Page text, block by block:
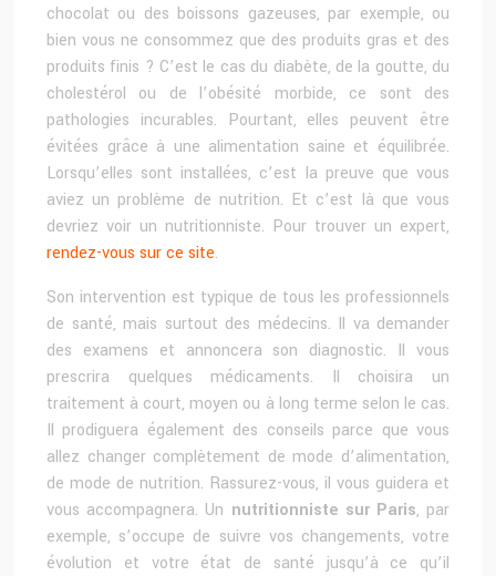
chocolat ou des boissons gazeuses, par exemple, ou
bien vous ne consommez que des produits gras et des
produits finis ? C’est le cas du diabète, de la goutte, du
cholestérol ou de l’obésité morbide, ce sont des
pathologies incurables. Pourtant, elles peuvent être
évitées grâce à une alimentation saine et équilibrée.
Lorsqu’elles sont installées, c’est la preuve que vous
aviez un problème de nutrition. Et c’est là que vous
devriez voir un nutritionniste. Pour trouver un expert,
rendez-vous sur ce site.
Son intervention est typique de tous les professionnels
de santé, mais surtout des médecins. Il va demander
des examens et annoncera son diagnostic. Il vous
prescrira quelques médicaments. Il choisira un
traitement à court, moyen ou à long terme selon le cas.
Il prodiguera également des conseils parce que vous
allez changer complètement de mode d’alimentation,
de mode de nutrition. Rassurez-vous, il vous guidera et
vous accompagnera. Un nutritionniste sur Paris, par
exemple, s’occupe de suivre vos changements, votre
évolution et votre état de santé jusqu’à ce qu’il